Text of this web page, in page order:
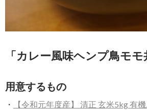
「カレー風味ヘンプ鳥モモ
用意するもの
・
【令和元年度産】 清正 玄米5kg 有